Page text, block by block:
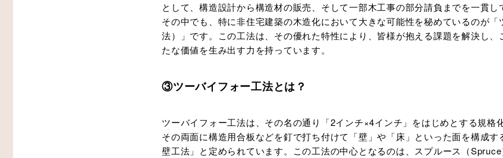
として、構造設計から構造材の販売、そして一部木工事の部分請負までを一貫し
その中でも、特に非住宅建築の木造化において大きな可能性を秘めているのが
法）」です。この工法は、その優れた特性により、皆様が抱える課題を解決し
たな価値を生み出す力を持っています。
③ツーバイフォー工法とは？
ツーバイフォー工法は、その名の通り「2インチ×4インチ」をはじめとする規格
その両面に構造用合板などを釘で打ち付けて「壁」や「床」といった面を構成
壁工法」と定められています。この工法の中心となるのは、スプルース（